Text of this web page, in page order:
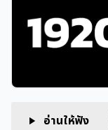
อ่านให้ฟัง